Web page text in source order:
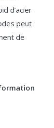
d’acier
peut
de